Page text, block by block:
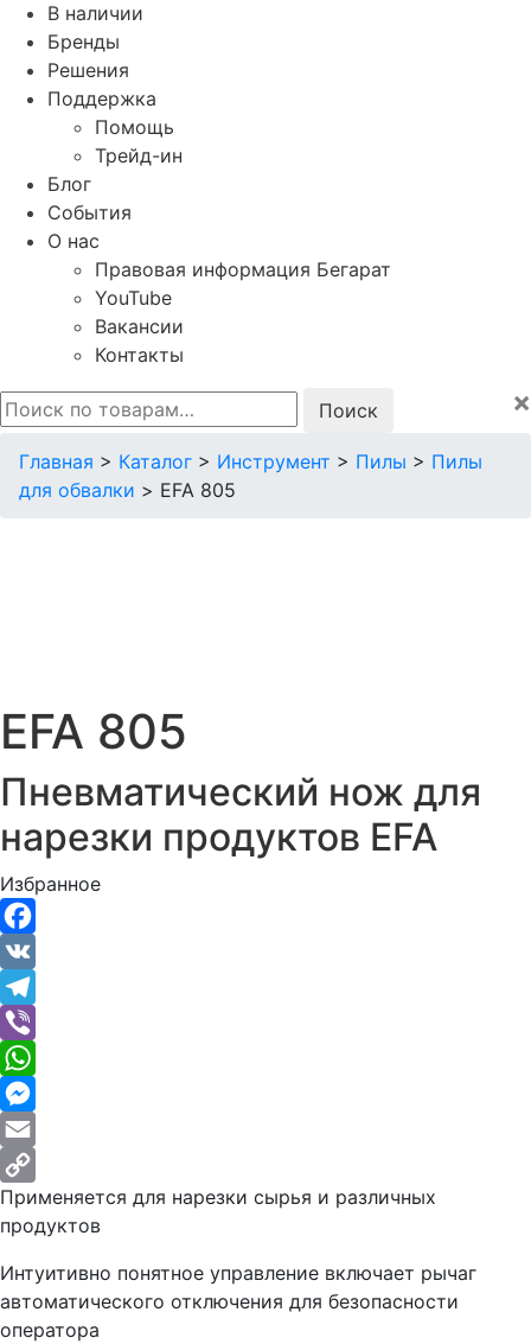
В наличии
Бренды
Решения
Поддержка
Помощь
Трейд-ин
Блог
События
О нас
Правовая информация Бегарат
YouTube
Вакансии
Контакты
Искать:
×
Главная > Каталог > Инструмент > Пилы > Пилы
для обвалки > EFA 805
EFA 805
Пневматический нож для
нарезки продуктов EFA
Избранное
Facebook
VK
Telegram
Viber
WhatsApp
Messenger
Email
Copy
Link
Применяется для нарезки сырья и различных
продуктов
Интуитивно понятное управление включает рычаг
автоматического отключения для безопасности
оператора